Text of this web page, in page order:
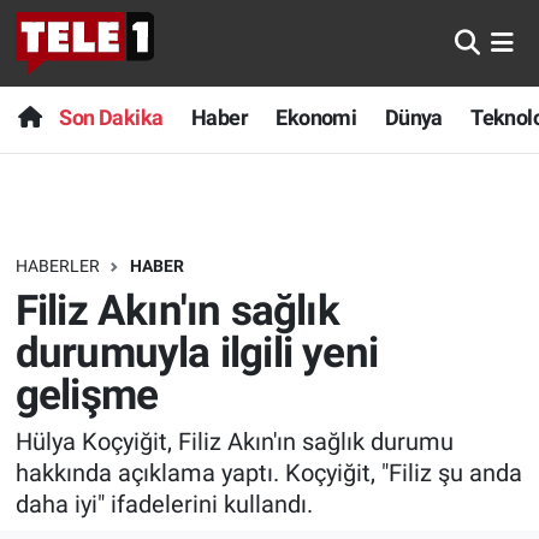
Son Dakika Haber Ekonomi Dünya
HABERLER HABER
Filiz Akın'ın sağlık
durumuyla ilgili yeni
gelişme
Hülya Koçyiğit, Filiz Akın'ın sağlık durumu
hakkında açıklama yaptı. Koçyiğit, "Filiz şu anda
daha iyi" ifadelerini kullandı.
Anında Manşet
Başka Sohbetler
Bilim turu
Bilim ve Teknoloji Evreni
Doğa Konuşuyor
Dünya
Ege Saati
Son Dakika
Haber
Dünya
Sağlık
Spor
Yayın Akışı
Nöbetçi Eczaneler
Hava Durumu
Trafik Durumu
Süper Lig Puan Durumu ve Fikstür
Tüm Manşetler
Son Dakika Haberleri
Haber Arşivi